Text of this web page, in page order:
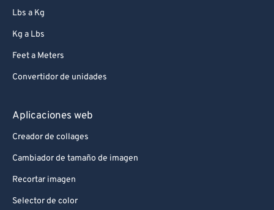
Lbs a Kg
Kg a Lbs
Feet a Meters
Convertidor de unidades
Aplicaciones web
Creador de collages
Cambiador de tamaño de imagen
Recortar imagen
Selector de color